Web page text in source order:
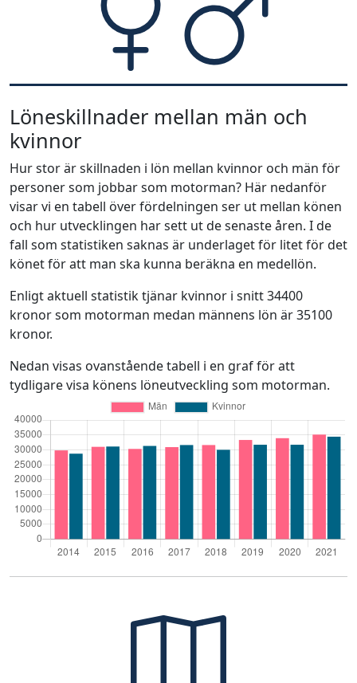
Löneskillnader mellan män och
kvinnor
Hur stor är skillnaden i lön mellan kvinnor och män för
personer som jobbar som motorman? Här nedanför
visar vi en tabell över fördelningen ser ut mellan könen
och hur utvecklingen har sett ut de senaste åren. I de
fall som statistiken saknas är underlaget för litet för det
könet för att man ska kunna beräkna en medellön.
Enligt aktuell statistik tjänar kvinnor i snitt 34400
kronor som motorman medan männens lön är 35100
kronor.
Nedan visas ovanstående tabell i en graf för att
tydligare visa könens löneutveckling som motorman.